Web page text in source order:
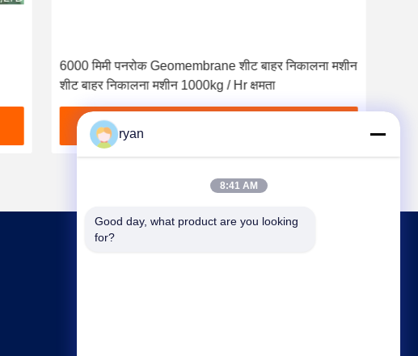
6000 मिमी पनरोक Geomembrane शीट बाहर निकालना मशीन
शीट बाहर निकालना मशीन 1000kg / Hr क्षमता
ryan
8:41 AM
Good day, what product are you looking
for?